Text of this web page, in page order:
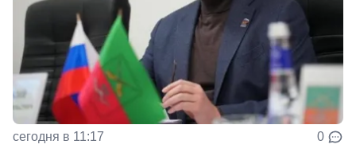
сегодня в 11:17 0